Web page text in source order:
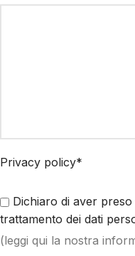
Privacy policy*
Dichiaro di aver
trattamento dei dati
(leggi qui la nostra